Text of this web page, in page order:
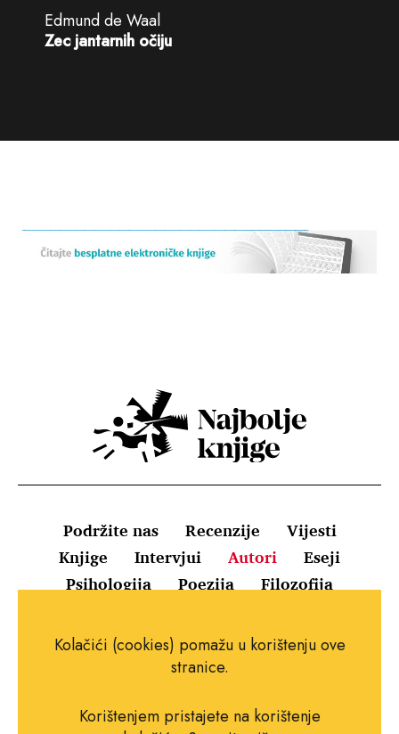
Edmund de Waal
Zec jantarnih očiju
Podržite nas Recenzije
Vijesti
Knjige
Intervjui Autori
Eseji
Psihologija
Poezija Filozofija
Uvjeti korištenja
Pravila o kolačićima
Impressum
Kolačići (cookies) pomažu u korištenju ove
stranice.
Korištenjem pristajete na korištenje